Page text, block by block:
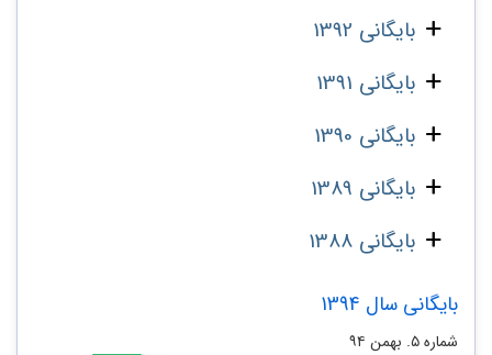
بایگانی 1392
بایگانی 1391
بایگانی 1390
بایگانی 1389
بایگانی 1388
بایگانی سال 1394
شماره ۵. بهمن ۹۴